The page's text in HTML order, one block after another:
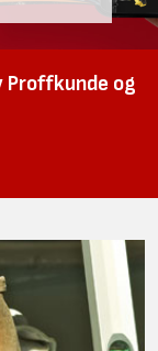
Proffkunde og